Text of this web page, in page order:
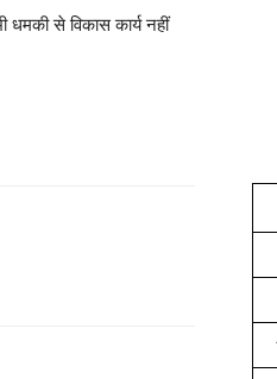
धमकी से विकास कार्य नहीं